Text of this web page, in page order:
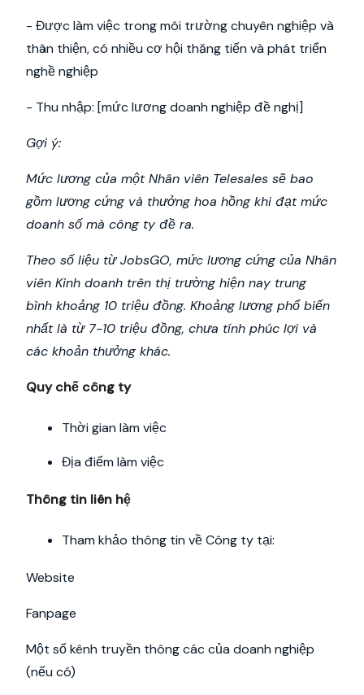
- Được làm việc trong môi trường chuyên nghiệp và
thân thiện, có nhiều cơ hội thăng tiến và phát triển
nghề nghiệp
- Thu nhập: [mức lương doanh nghiệp đề nghị]
Gợi ý:
Mức lương của một Nhân viên Telesales sẽ bao
gồm lương cứng và thưởng hoa hồng khi đạt mức
doanh số mà công ty đề ra.
Theo số liệu từ JobsGO, mức lương cứng của Nhân
viên Kinh doanh trên thị trường hiện nay trung
bình khoảng 10 triệu đồng. Khoảng lương phổ biến
nhất là từ 7-10 triệu đồng, chưa tính phúc lợi và
các khoản thưởng khác.
Quy chế công ty
Thời gian làm việc
Địa điểm làm việc
Thông tin liên hệ
Tham khảo thông tin về Công ty tại:
Website
Fanpage
Một số kênh truyền thông các của doanh nghiệp
(nếu có)